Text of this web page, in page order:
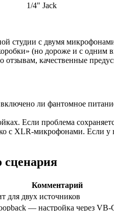
1/4" Jack
студии с двумя
(но дороже и с одним
качественные
ли фантомное
Если проблема
с XLR-микрофонами. Если
сценария
Комментарий
для двух источников
— настройка через VB-